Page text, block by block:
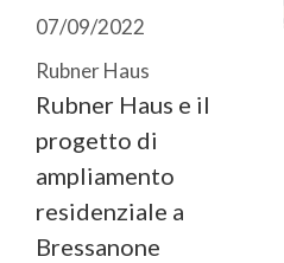
07/09/2022
Rubner Haus
Rubner Haus e il
progetto di
ampliamento
residenziale a
Bressanone